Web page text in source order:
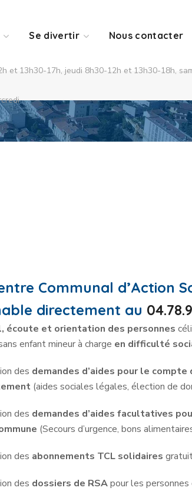
Se divertir Nous contacter
et 13h30-17h, jeudi 8h30-12h et 13h30-18h,
Communal d’Action
directement au
écoute et orientation des personnes
enfant mineur à charge en difficulté
des demandes d’aides pour le compte
(aides sociales légales, élection de
des demandes d’aides facultatives
(Secours d’urgence, bons
des abonnements TCL solidaires
des dossiers de RSApour les